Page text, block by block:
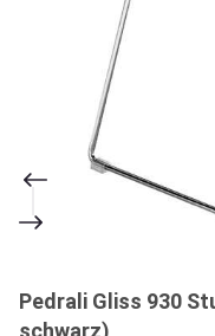
Pedrali Gliss 930
schwarz)